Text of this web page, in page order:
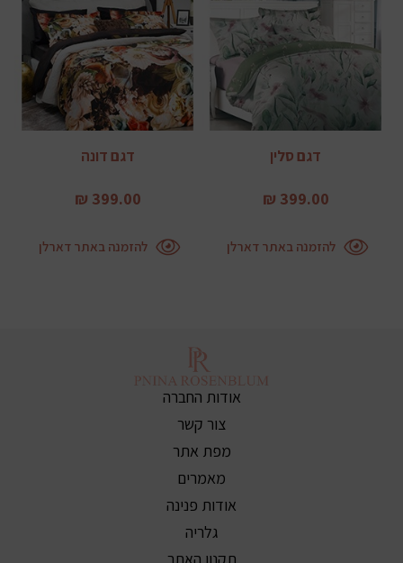
דגם סלין
399.00 ₪
להזמנה באתר דארלן
דגם דונה
399.00 ₪
להזמנה באתר דארלן
אודות החברה
צור קשר
מפת אתר
מאמרים
אודות פנינה
גלריה
תקנון האתר